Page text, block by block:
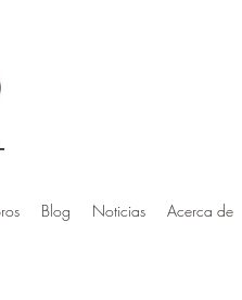
Blog Noticias Acerca de